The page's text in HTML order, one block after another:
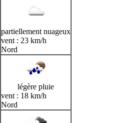
partiellement nuageux
vent : 23 km/h
Nord
légère pluie
vent : 18 km/h
Nord